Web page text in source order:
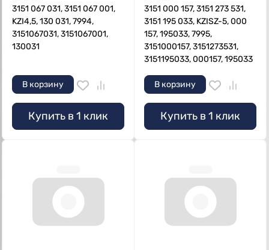
3151 067 031, 3151 067 001,
KZI4,5, 130 031, 7994,
3151067031, 3151067001,
130031
В корзину
Купить в 1 клик
3151 000 157, 3151 273 531,
3151 195 033, KZISZ-5, 000
157, 195033, 7995,
3151000157, 3151273531,
3151195033, 000157, 195033
В корзину
Купить в 1 клик